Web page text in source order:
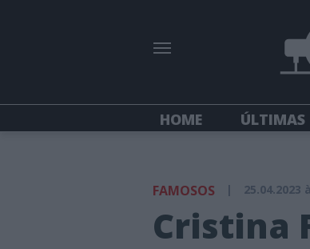
HOME ÚLTIMAS
FAMOSOS | 25.04.2023
Cristina